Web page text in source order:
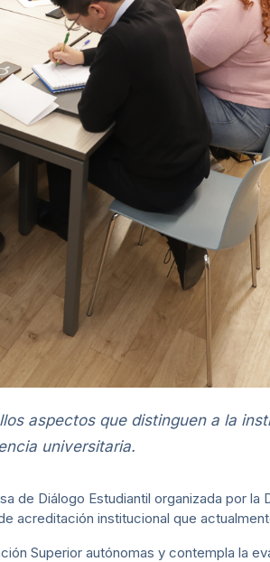
aspectos que distinguen a la
universitaria.
de Diálogo Estudiantil organizada por la
acreditación institucional que
Superior autónomas y contempla la